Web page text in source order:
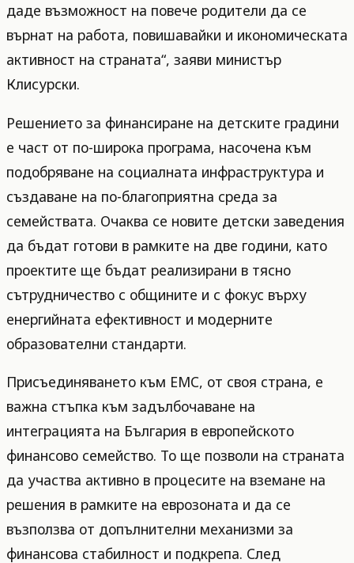
даде възможност на повече родители да се
върнат на работа, повишавайки и икономическата
активност на страната“, заяви министър
Клисурски.
Решението за финансиране на детските градини
е част от по-широка програма, насочена към
подобряване на социалната инфраструктура и
създаване на по-благоприятна среда за
семействата. Очаква се новите детски заведения
да бъдат готови в рамките на две години, като
проектите ще бъдат реализирани в тясно
сътрудничество с общините и с фокус върху
енергийната ефективност и модерните
образователни стандарти.
Присъединяването към ЕМС, от своя страна, е
важна стъпка към задълбочаване на
интеграцията на България в европейското
финансово семейство. То ще позволи на страната
да участва активно в процесите на вземане на
решения в рамките на еврозоната и да се
възползва от допълнителни механизми за
финансова стабилност и подкрепа. След